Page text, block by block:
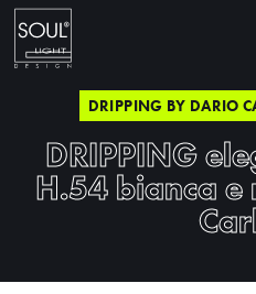
DRIPPING BY DARIO
DRIPPING
H.54 bianca